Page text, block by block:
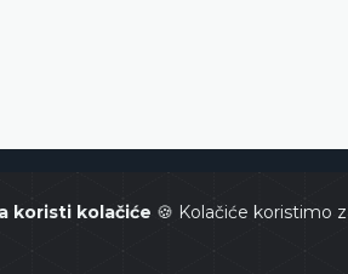
koristi kolačiće 🍪 Kolačiće koristimo
Ustavni sud Bosne i